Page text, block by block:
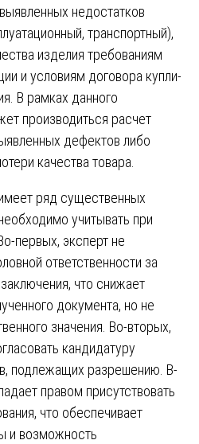
недостатков
транспортный),
изделия требованиям
и условиям договора купли-
В рамках данного
производиться расчет
дефектов либо
качества товара.
ряд существенных
учитывать при
первых, эксперт не
ответственности за
что снижает
документа, но не
значения. Во-вторых,
кандидатуру
подлежащих разрешению. В-
правом присутствовать
что обеспечивает
и возможность